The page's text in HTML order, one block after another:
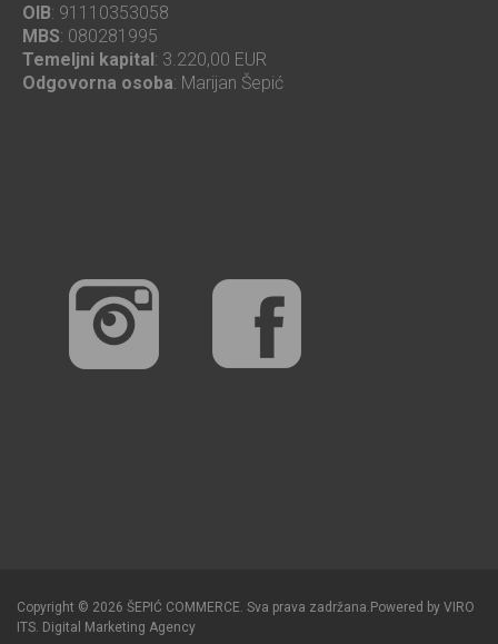
OIB: 91110353058
MBS: 080281995
Temeljni kapital: 3.220,00 EUR
Odgovorna osoba: Marijan Šepić
Copyright © 2026 ŠEPIĆ COMMERCE. Sva prava zadržana. Powered by VIRO
ITS Digital Marketing Agency